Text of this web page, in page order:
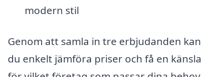
modern stil
Genom att samla in tre erbjudanden kan
du enkelt jämföra priser och få en känsla